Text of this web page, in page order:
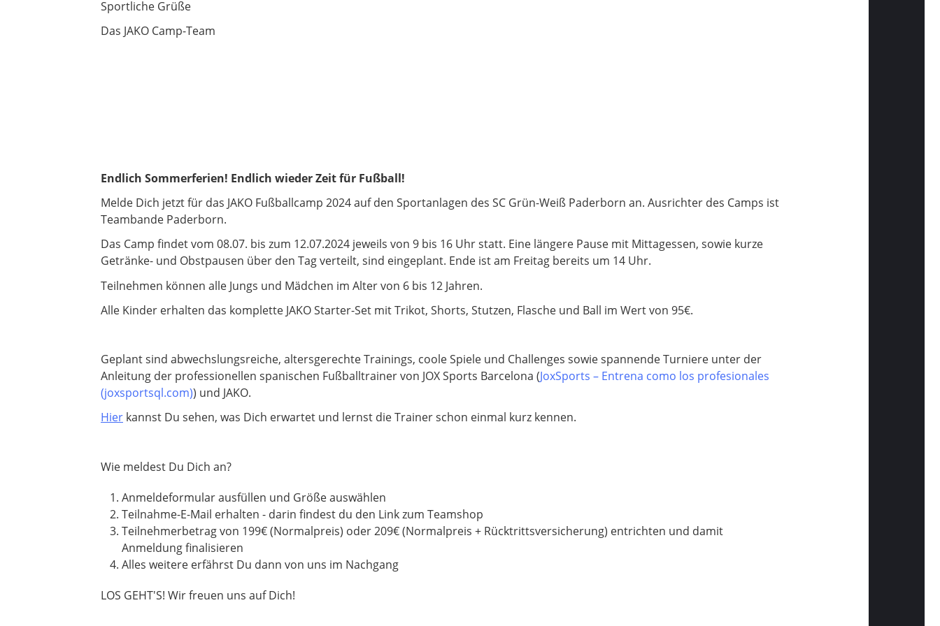
Sportliche Grüße
Das JAKO Camp-Team
Endlich Sommerferien! Endlich wieder Zeit für Fußball!
Melde Dich jetzt für das JAKO Fußballcamp 2024 auf den Sportanlagen des SC Grün-Weiß Paderborn an. Ausrichter des Camps ist
Teambande Paderborn.
Das Camp findet vom 08.07. bis zum 12.07.2024 jeweils von 9 bis 16 Uhr statt. Eine längere Pause mit Mittagessen, sowie kurze
Getränke- und Obstpausen über den Tag verteilt, sind eingeplant. Ende ist am Freitag bereits um 14 Uhr.
Teilnehmen können alle Jungs und Mädchen im Alter von 6 bis 12 Jahren.
Alle Kinder erhalten das komplette JAKO Starter-Set mit Trikot, Shorts, Stutzen, Flasche und Ball im Wert von 95€.
Geplant sind abwechslungsreiche, altersgerechte Trainings, coole Spiele und Challenges sowie spannende Turniere unter der
Anleitung der professionellen spanischen Fußballtrainer von JOX Sports Barcelona (JoxSports – Entrena como los profesionales
(joxsportsql.com)) und JAKO.
Hier kannst Du sehen, was Dich erwartet und lernst die Trainer schon einmal kurz kennen.
Wie meldest Du Dich an?
Anmeldeformular ausfüllen und Größe auswählen
Teilnahme-E-Mail erhalten - darin findest du den Link zum Teamshop
Teilnehmerbetrag von 199€ (Normalpreis) oder 209€ (Normalpreis + Rücktrittsversicherung) entrichten und damit
Anmeldung finalisieren
Alles weitere erfährst Du dann von uns im Nachgang
LOS GEHT'S! Wir freuen uns auf Dich!